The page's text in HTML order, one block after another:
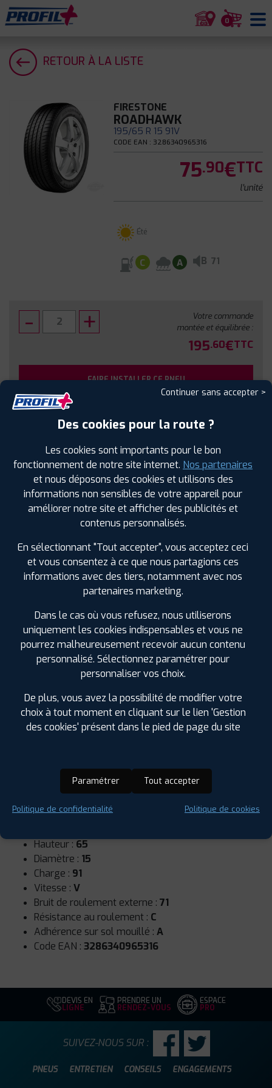
0
RETOUR À LA LISTE
FIRESTONE
ROADHAWK
195/65 R 15 91V
CODE EAN : 3286340965316
75.90€TTC
l'unité
Été
C A B 71
Votre commande
montée et équilibrée :
195.60€TTC
FAIRE INSTALLER CE PNEU
Sous réserve de disponibilité en agence
SPÉCIFICATIONS AVIS CLIENTS ÉTIQUETAGE
Étiquetage
Runflat :Non
Hauteur : 65
Diamètre : 15
Charge : 91
Vitesse : V
Bruit de roulement externe : 71
Résistance au roulement : C
Adhérence sur sol mouillé : A
Code EAN : 3286340965316
DEVIS EN
LIGNE
PRENDRE UN
RENDEZ-VOUS
ESPACE
PRO
PNEUS ENTRETIEN CONSEILS ENGAGEMENTS
SUIVEZ-NOUS SUR :
Continuer sans accepter >
Des cookies pour la route ?
Les cookies sont importants pour le bon
fonctionnement de notre site internet. Nos partenaires
et nous déposons des cookies et utilisons des
informations non sensibles de votre appareil pour
améliorer notre site et afficher des publicités et
contenus personnalisés.
En sélectionnant "Tout accepter", vous acceptez ceci
et vous consentez à ce que nous partagions ces
informations avec des tiers, notamment avec nos
partenaires marketing.
Dans le cas où vous refusez, nous utiliserons
uniquement les cookies indispensables et vous ne
pourrez malheureusement recevoir aucun contenu
personnalisé. Sélectionnez paramétrer pour
personnaliser vos choix.
De plus, vous avez la possibilité de modifier votre
choix à tout moment en cliquant sur le lien 'Gestion
des cookies' présent dans le pied de page du site
Paramétrer Tout accepter
Politique de confidentialité Politique de cookies